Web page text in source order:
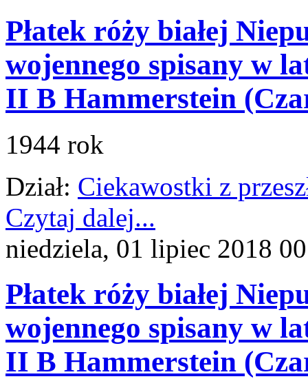
Płatek róży białej
wojennego spisany w
II B Hammerstein
1944 rok
Dział: Ciekawostki z
Czytaj dalej...
niedziela, 01 lipiec 2018
Płatek róży białej
wojennego spisany w
II B Hammerstein